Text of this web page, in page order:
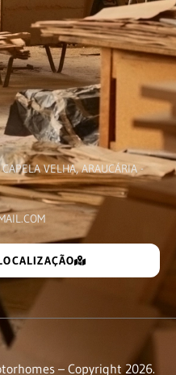
VELHA, ARAUCÁRIA -
– Copyright 2026.